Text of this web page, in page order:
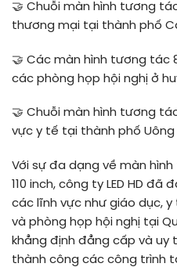
🤝 Chuỗi màn hình tương
thương mại tại thành phố
🤝 Các màn hình tương tác
các phòng họp hội nghị ở
🤝 Chuỗi màn hình tương
vực y tế tại thành phố Uông
Với sự đa dạng về màn
110 inch, công ty LED HD
các lĩnh vực như giáo dục,
và phòng họp hội nghị tại
khẳng định đẳng cấp và uy
thành công các công trình